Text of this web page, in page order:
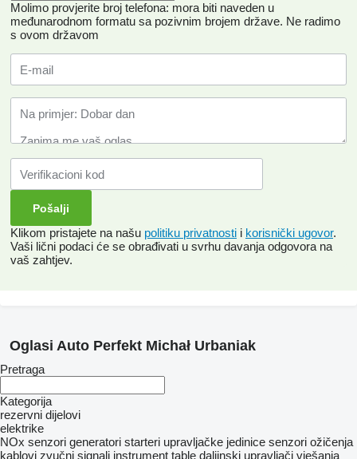
Molimo provjerite broj telefona: mora biti naveden u
međunarodnom formatu sa pozivnim brojem države. Ne radimo
s ovom državom
Klikom pristajete na našu politiku privatnosti i korisnički ugovor.
Vaši lični podaci će se obrađivati ​​u svrhu davanja odgovora na
vaš zahtjev.
Oglasi Auto Perfekt Michał Urbaniak
Pretraga
Kategorija
rezervni dijelovi
elektrike
NOx senzori generatori starteri upravljačke jedinice senzori ožičenja
kablovi zvučni signali instrument table daljinski upravljači vješanja